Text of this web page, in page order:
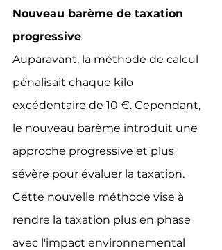
Nouveau barème de taxation
progressive
Auparavant, la méthode de calcul
pénalisait chaque kilo
excédentaire de 10 €. Cependant,
le nouveau barème introduit une
approche progressive et plus
sévère pour évaluer la taxation.
Cette nouvelle méthode vise à
rendre la taxation plus en phase
avec l'impact environnemental